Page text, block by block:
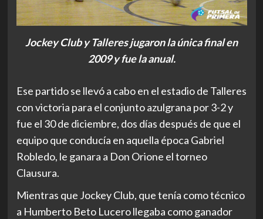
Jockey Club y Talleres jugaron la única final en
2009 y fue la anual.
Ese partido se llevó a cabo en el estadio de Talleres
con victoria para el conjunto azulgrana por 3-2 y
fue el 30 de diciembre, dos días después de que el
equipo que conducía en aquella época Gabriel
Robledo, le ganara a Don Orione el torneo
Clausura.
Mientras que Jockey Club, que tenía como técnico
a Humberto Beto Lucero llegaba como ganador